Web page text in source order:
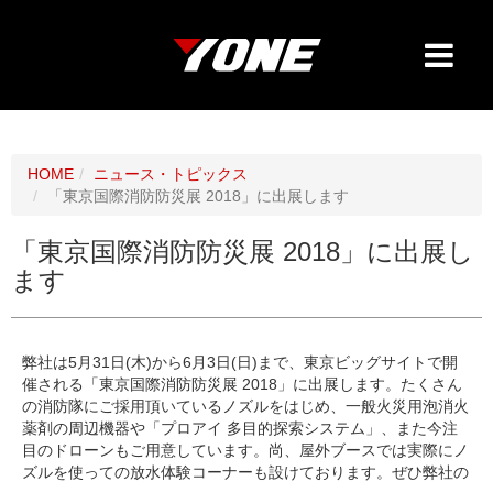
HOME
ニュース・トピックス
「東京国際消防防災展 2018」に出展します
「東京国際消防防災展 2018」に出展し
ます
弊社は5月31日(木)から6月3日(日)まで、東京ビッグサイトで開
催される「東京国際消防防災展 2018」に出展します。たくさん
の消防隊にご採用頂いているノズルをはじめ、一般火災用泡消火
薬剤の周辺機器や「プロアイ 多目的探索システム」、また今注
目のドローンもご用意しています。尚、屋外ブースでは実際にノ
ズルを使っての放水体験コーナーも設けております。ぜひ弊社の